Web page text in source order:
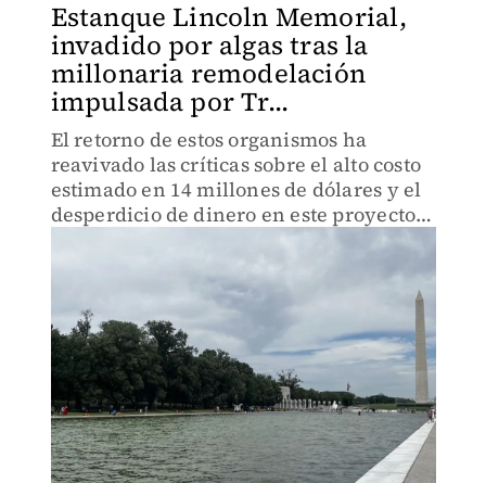
Estanque Lincoln Memorial,
invadido por algas tras la
millonaria remodelación
impulsada por Tr...
El retorno de estos organismos ha
reavivado las críticas sobre el alto costo
estimado en 14 millones de dólares y el
desperdicio de dinero en este proyecto